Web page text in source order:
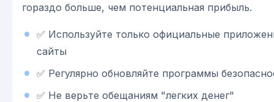
гораздо больше, чем потенциальная прибыль.
✅ Используйте только официальные
сайты
✅ Регулярно обновляйте программы
✅ Не верьте обещаниям "легких денег"